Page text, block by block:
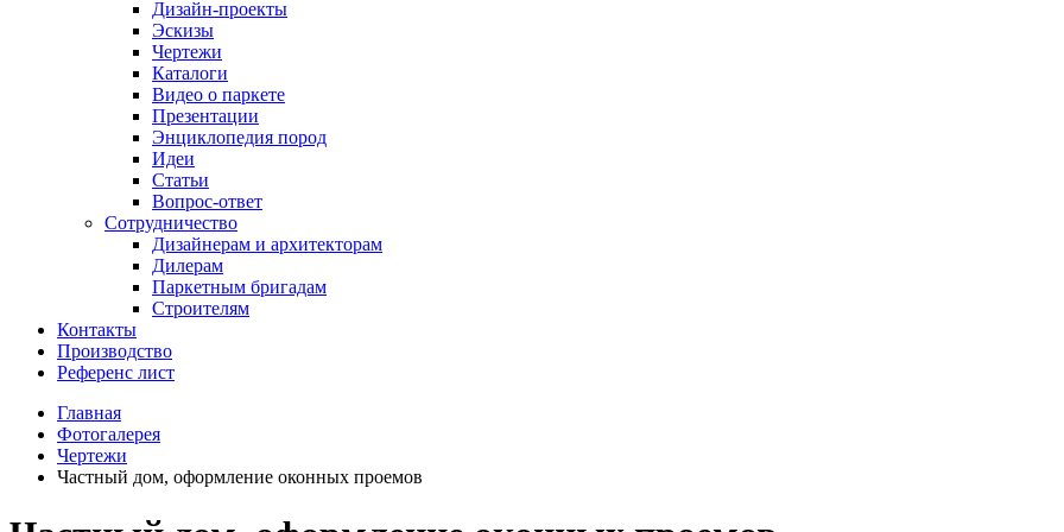
Дизайн-проекты
Эскизы
Чертежи
Каталоги
Видео о паркете
Презентации
Энциклопедия пород
Идеи
Статьи
Вопрос-ответ
Сотрудничество
Дизайнерам и архитекторам
Дилерам
Паркетным бригадам
Строителям
Контакты
Производство
Референс лист
Главная
Фотогалерея
Чертежи
Частный дом, оформление оконных проемов